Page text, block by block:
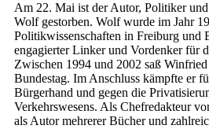
Am 22. Mai ist der Autor, Politiker
Wolf gestorben. Wolf wurde im Jahr
Politikwissenschaften in Freiburg und
engagierter Linker und Vordenker für
Zwischen 1994 und 2002 saß
Bundestag. Im Anschluss kämpfte er
Bürgerhand und gegen die
Verkehrswesens. Als Chefredakteur
als Autor mehrerer Bücher und